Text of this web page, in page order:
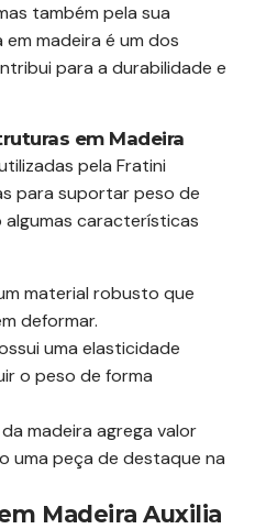
também pela sua
madeira é um dos
para a durabilidade e
em Madeira
pela Fratini
para suportar peso de
características
material robusto que
deformar.
uma elasticidade
o peso de forma
madeira agrega valor
uma peça de destaque na
Madeira Auxilia